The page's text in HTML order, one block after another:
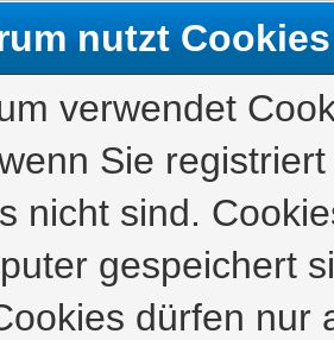
nutzt Cookies
verwendet
Sie
nicht sind.
gespeichert
dürfen nur